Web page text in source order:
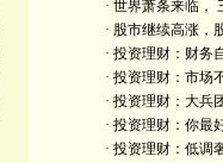
· 世界萧条来临，
· 股市继续高涨，
· 投资理财：财务
· 投资理财：市场
· 投资理财：大兵
· 投资理财：你最
· 投资理财：低调